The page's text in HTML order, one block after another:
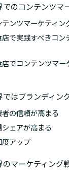
でのコンテンツマ
テンツマーケティン
店で実践すべきコ
店でコンテンツマ
ではブランディン
者の信頼が高まる
シェアが高まる
度アップ
のマーケティング